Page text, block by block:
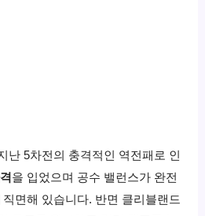
난 5차전의 충격적인 역전패로 인
을 입었으며 공수 밸런스가 완전
면해 있습니다. 반면 클리블랜드